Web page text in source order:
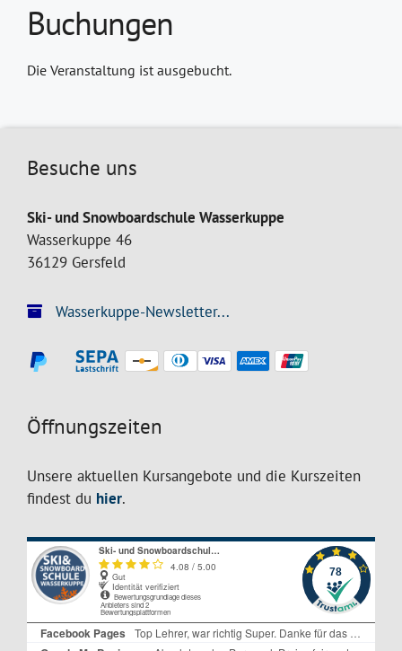
Buchungen
Die Veranstaltung ist ausgebucht.
Besuche uns
Ski- und Snowboardschule Wasserkuppe
Wasserkuppe 46
36129 Gersfeld
Wasserkuppe-Newsletter...
Öffnungszeiten
Unsere aktuellen Kursangebote und die Kurszeiten
findest du hier.